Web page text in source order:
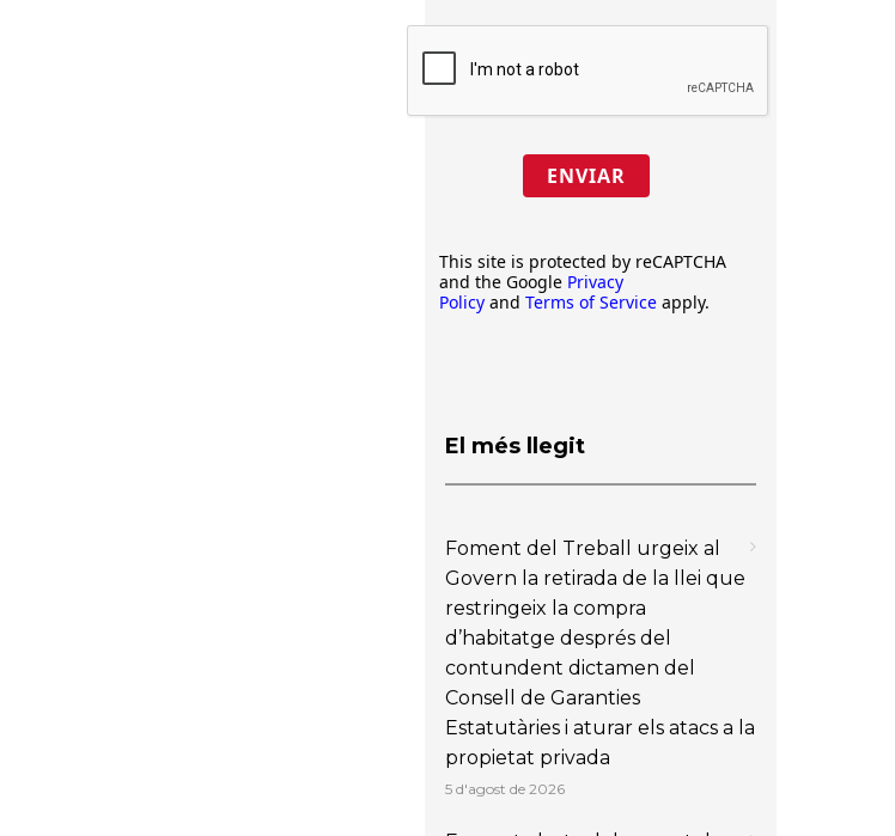
ENVIAR
This site is protected by reCAPTCHA
and the Google Privacy
Policy and Terms of Service apply.
El més llegit
Foment del Treball urgeix al
Govern la retirada de la llei que
restringeix la compra
d’habitatge després del
contundent dictamen del
Consell de Garanties
Estatutàries i aturar els atacs a la
propietat privada
5 d'agost de 2026